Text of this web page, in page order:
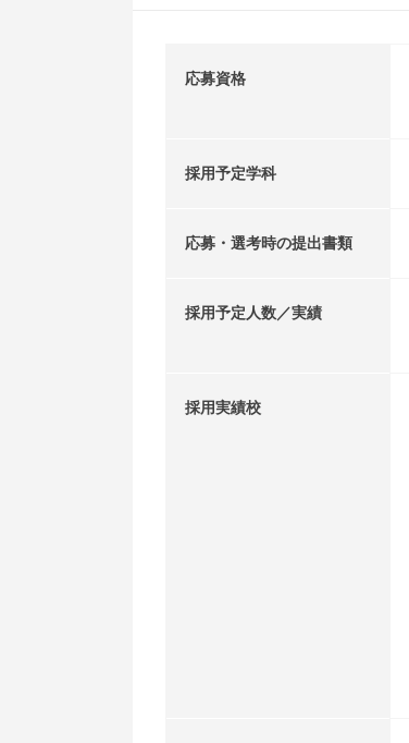
応募資格
採用予定学科
応募・選考時の提出書類
採用予定人数／実績
採用実績校